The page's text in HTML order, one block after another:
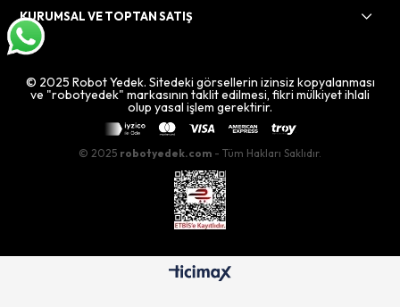
KURUMSAL VE TOPTAN SATIŞ
© 2025 Robot Yedek. Sitedeki görsellerin izinsiz kopyalanması
ve "robotyedek" markasının taklit edilmesi, fikri mülkiyet ihlali
olup yasal işlem gerektirir.
© 2025 robotyedek.com - Tüm Hakları Saklıdır.